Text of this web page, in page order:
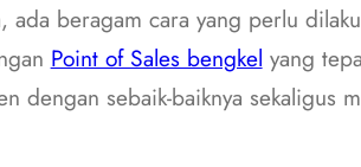
ada beragam cara yang perlu
Point of Sales bengkel yang
dengan sebaik-baiknya sekaligus